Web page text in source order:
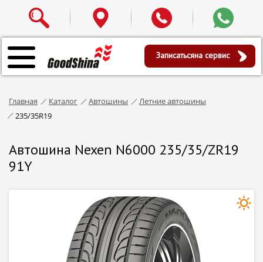
Записатьсяна сервис
Главная Каталог Автошины
Летние автошины
235/35R19
Автошина Nexen N6000 235/35/ZR19
91Y